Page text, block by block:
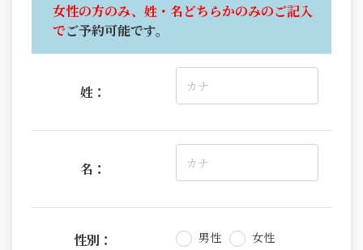
女性の方のみ、姓・名どちらかのみのご記入
でご予約可能です。
姓：
名：
性別： 男性 女性